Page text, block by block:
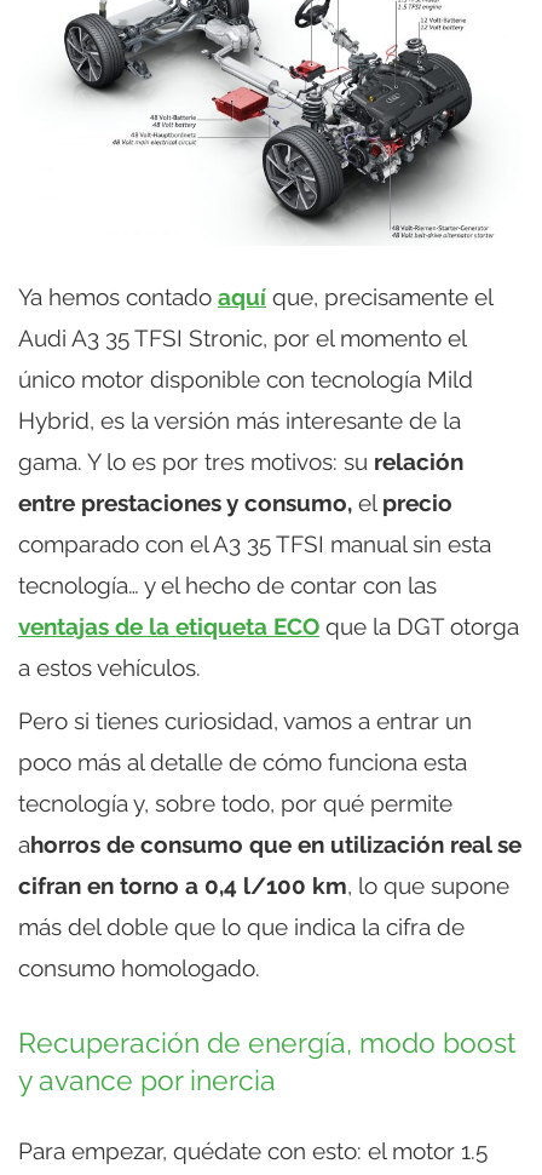
Ya hemos contado aquí que, precisamente el
Audi A3 35 TFSI Stronic, por el momento el
único motor disponible con tecnología Mild
Hybrid, es la versión más interesante de la
gama. Y lo es por tres motivos: su relación
entre prestaciones y consumo, el precio
comparado con el A3 35 TFSI manual sin esta
tecnología… y el hecho de contar con las
ventajas de la etiqueta ECO que la DGT otorga
a estos vehículos.
Pero si tienes curiosidad, vamos a entrar un
poco más al detalle de cómo funciona esta
tecnología y, sobre todo, por qué permite
ahorros de consumo que en utilización real se
cifran en torno a 0,4 l/100 km, lo que supone
más del doble que lo que indica la cifra de
consumo homologado.
Recuperación de energía, modo boost
y avance por inercia
Para empezar, quédate con esto: el motor 1.5